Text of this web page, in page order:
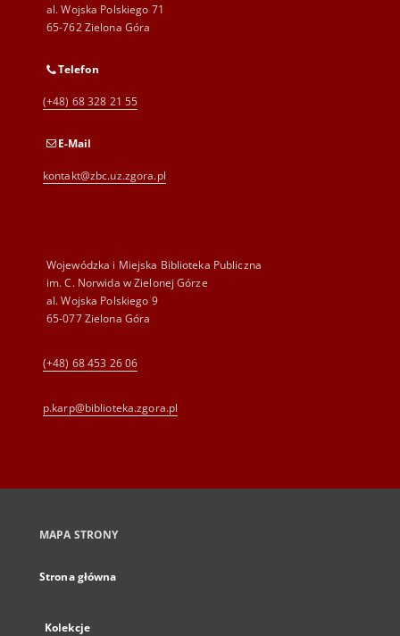
al. Wojska Polskiego 71
65-762 Zielona Góra
Telefon
(+48) 68 328 21 55
E-Mail
kontakt@zbc.uz.zgora.pl
Wojewódzka i Miejska Biblioteka Publiczna
im. C. Norwida w Zielonej Górze
al. Wojska Polskiego 9
65-077 Zielona Góra
(+48) 68 453 26 06
p.karp@biblioteka.zgora.pl
MAPA STRONY
Strona główna
Kolekcje